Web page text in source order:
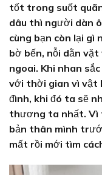
tốt trong suốt
dâu thì người dàn
cùng bạn còn lại gì
bờ bến, nỗi dằn
ngoai. Khi nhan
với thời gian vì vật
đình, khi đó ta sẽ
thương ta nhất. Vì
bản thân mình
mất rồi mới tìm